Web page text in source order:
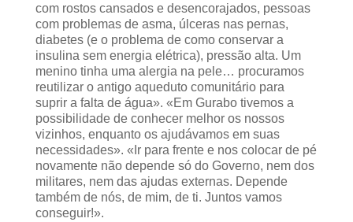
com rostos cansados e desencorajados, pessoas
com problemas de asma, úlceras nas pernas,
diabetes (e o problema de como conservar a
insulina sem energia elétrica), pressão alta. Um
menino tinha uma alergia na pele… procuramos
reutilizar o antigo aqueduto comunitário para
suprir a falta de água». «Em Gurabo tivemos a
possibilidade de conhecer melhor os nossos
vizinhos, enquanto os ajudávamos em suas
necessidades». «Ir para frente e nos colocar de pé
novamente não depende só do Governo, nem dos
militares, nem das ajudas externas. Depende
também de nós, de mim, de ti. Juntos vamos
conseguir!».